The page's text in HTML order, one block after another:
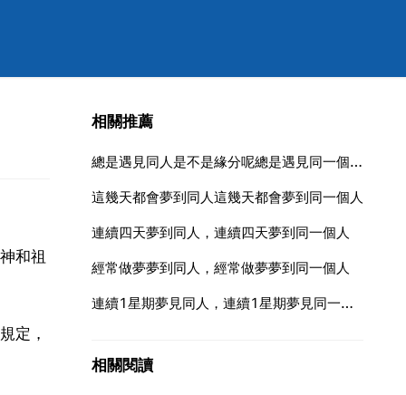
和祖
定，
相關推薦
總是遇見同人是不是緣分呢總是遇見同一個人是不是緣分呢
這幾天都會夢到同人這幾天都會夢到同一個人
連續四天夢到同人，連續四天夢到同一個人
經常做夢夢到同人，經常做夢夢到同一個人
連續1星期夢見同人，連續1星期夢見同一個人
相關閱讀